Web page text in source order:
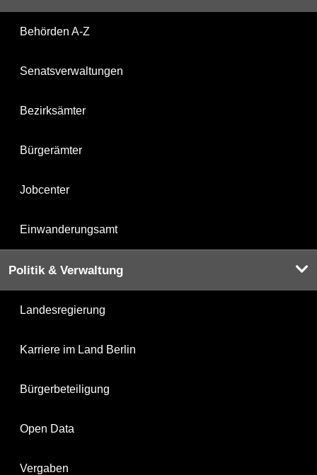
Behörden A-Z
Senatsverwaltungen
Bezirksämter
Bürgerämter
Jobcenter
Einwanderungsamt
Politik & Verwaltung
Landesregierung
Karriere im Land Berlin
Bürgerbeteiligung
Open Data
Vergaben